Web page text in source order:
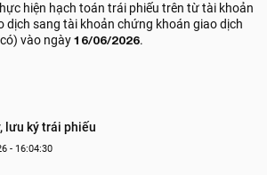
hiện hạch toán trái phiếu trên từ tài khoản
dịch sang tài khoản chứng khoán giao dịch
vào ngày16/06/2026.
lưu ký trái phiếu
- 16:04:30